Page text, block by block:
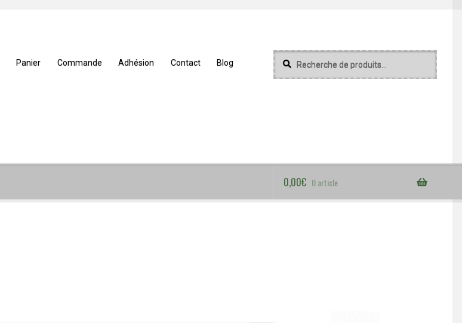
Panier Commande Adhésion Contact Blog
Recherche
pour :
Recherche
0,00€ 0 article